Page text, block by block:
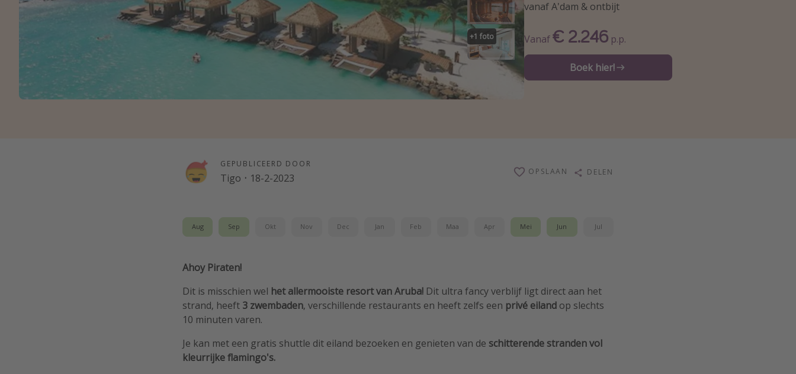
+1 foto
vanaf A'dam & ontbijt
Vanaf€ 2.246 p.p.
Boek hier!
GEPUBLICEERD DOOR
Tigo · 18-2-2023
OPSLAAN DELEN
Aug Sep Okt Nov Dec Jan Feb Maa Apr Mei Jun Jul
Ahoy Piraten!
Dit is misschien wel het allermooiste resort van Aruba! Dit ultra fancy verblijf ligt direct aan het
strand, heeft 3 zwembaden, verschillende restaurants en heeft zelfs een privé eiland op slechts
10 minuten varen.
Je kan met een gratis shuttle dit eiland bezoeken en genieten van de schitterende stranden vol
kleurrijke flamingo's.